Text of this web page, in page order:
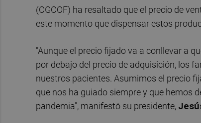
(CGCOF) ha resaltado que el precio de
este momento que dispensar estos
"Aunque el precio fijado va a conllevar a
por debajo del precio de adquisición, los
nuestros pacientes. Asumimos el precio
que nos ha guiado siempre y que hemos
pandemia", manifestó su presidente,